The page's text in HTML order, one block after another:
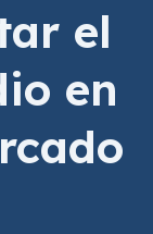
el
en